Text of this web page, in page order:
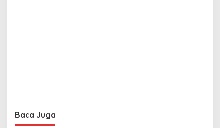
Baca Juga